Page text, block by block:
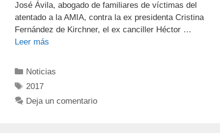
José Ávila, abogado de familiares de víctimas del
atentado a la AMIA, contra la ex presidenta Cristina
Fernández de Kirchner, el ex canciller Héctor …
Leer más
Noticias
2017
Deja un comentario